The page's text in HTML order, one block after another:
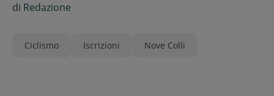
di Redazione
Ciclismo Iscrizioni Nove Colli